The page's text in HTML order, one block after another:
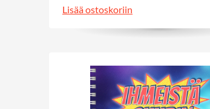
Lisää ostoskoriin